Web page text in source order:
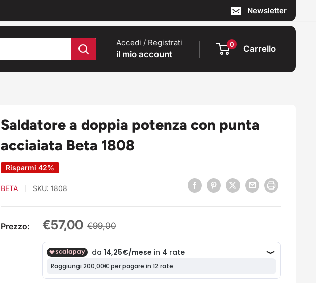
Newsletter
Accedi / Registrati
il mio account
0 Carrello
Saldatore a doppia potenza con punta
acciaiata Beta 1808
Risparmi 42%
BETA SKU: 1808
Prezzo:
Prezzo
€57,00 Prezzo
€99,00